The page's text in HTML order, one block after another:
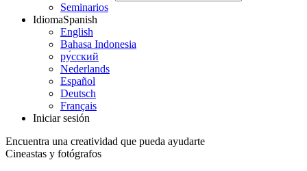
Seminarios
IdiomaSpanish
English
Bahasa Indonesia
ру́сский
Nederlands
Español
Deutsch
Français
Iniciar sesión
Encuentra una creatividad que pueda ayudarte
Cineastas y fotógrafos